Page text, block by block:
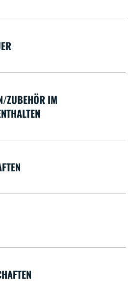
ZUBEHÖR IM